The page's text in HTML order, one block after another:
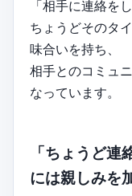
「相手に連絡を
ちょうどそのタ
味合いを持ち、
相手とのコミュ
なっています。
「ちょうど連
には親しみを